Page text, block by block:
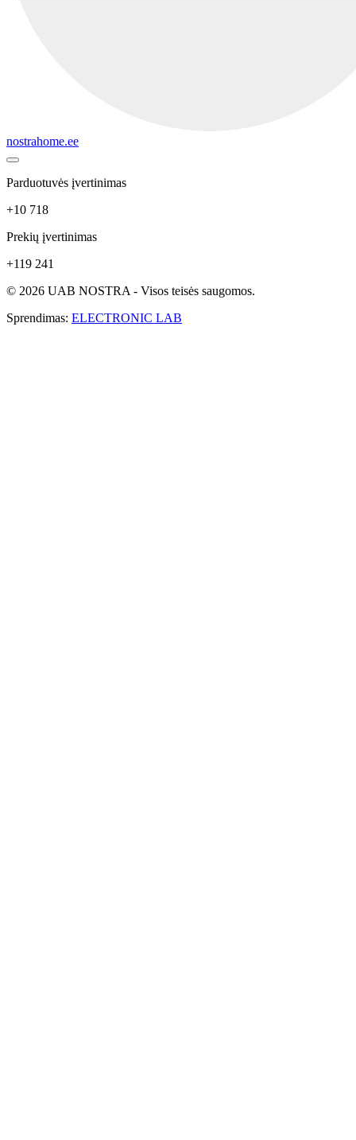
nostrahome.ee
Parduotuvės įvertinimas
+10 718
Prekių įvertinimas
+119 241
© 2026 UAB NOSTRA - Visos teisės saugomos.
Sprendimas: ELECTRONIC LAB